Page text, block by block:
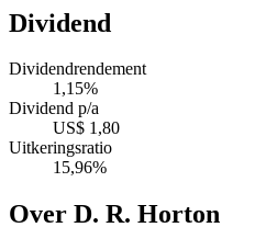
Dividend
Dividendrendement
1,15%
Dividend p/a
US$ 1,80
Uitkeringsratio
15,96%
Over D. R. Horton